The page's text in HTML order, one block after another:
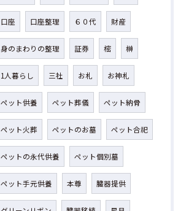
口座 口座整理 ６０代 財産
身のまわりの整理 証券 樒 榊
1人暮らし 三社 お札 お神札
ペット供養 ペット葬儀 ペット納骨
ペット火葬 ペットのお墓 ペット合祀
ペットの永代供養 ペット個別墓
ペット手元供養 本尊 臓器提供